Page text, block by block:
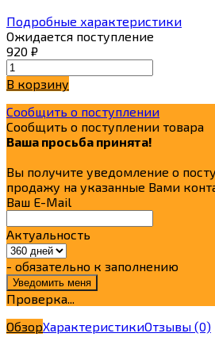
Подробные характеристики
Ожидается поступление
920 ₽
В корзину
Сообщить о поступлении
Сообщить о поступлении товара
Ваша просьба принята!
Вы получите уведомление о
продажу на указанные Вами
Ваш E-Mail
Актуальность
- обязательно к заполнению
Проверка...
ОбзорХарактеристикиОтзывы (0)